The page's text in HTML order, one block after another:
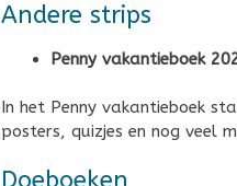
Andere strips
Penny vakantieboek
In het Penny vakantieboek
posters, quizjes en nog veel
Doeboeken